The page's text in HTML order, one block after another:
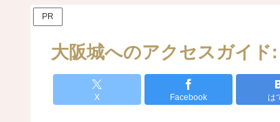
PR
大阪城へのアクセスガイ
X Facebook は